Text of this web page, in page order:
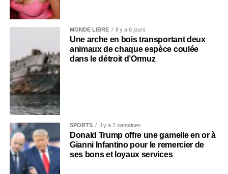
MONDE LIBRE Il y a 6 jours
Une arche en bois transportant deux
animaux de chaque espèce coulée
dans le détroit d’Ormuz
SPORTS Il y a 2 semaines
Donald Trump offre une gamelle en or à
Gianni Infantino pour le remercier de
ses bons et loyaux services